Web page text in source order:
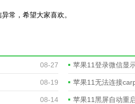
常，希望大家喜欢。
08-27 苹果11登录微信显
08-19 苹果11无法连接
08-14 苹果11黑屏自动重